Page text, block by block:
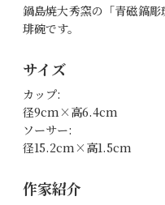
鍋島焼大秀窯の「青磁鎬
琲碗です。
サイズ
カップ:
径9cm×高6.4cm
ソーサー:
径15.2cm×高1.5cm
作家紹介